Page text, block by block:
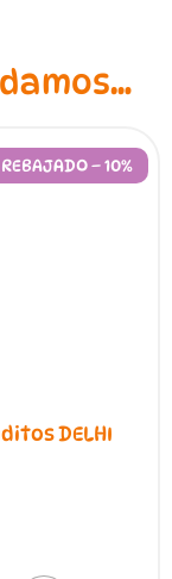
REBAJADO – 10%
DELHI